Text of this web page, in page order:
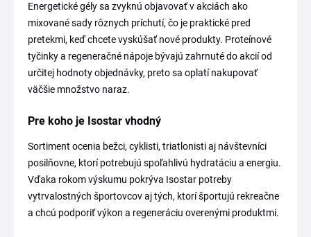
Energetické gély sa zvyknú objavovať v akciách ako
mixované sady rôznych príchutí, čo je praktické pred
pretekmi, keď chcete vyskúšať nové produkty. Proteínové
tyčinky a regeneračné nápoje bývajú zahrnuté do akcií od
určitej hodnoty objednávky, preto sa oplatí nakupovať
väčšie množstvo naraz.
Pre koho je Isostar vhodný
Sortiment ocenia bežci, cyklisti, triatlonisti aj návštevníci
posilňovne, ktorí potrebujú spoľahlivú hydratáciu a energiu.
Vďaka rokom výskumu pokrýva Isostar potreby
vytrvalostných športovcov aj tých, ktorí športujú rekreačne
a chcú podporiť výkon a regeneráciu overenými produktmi.